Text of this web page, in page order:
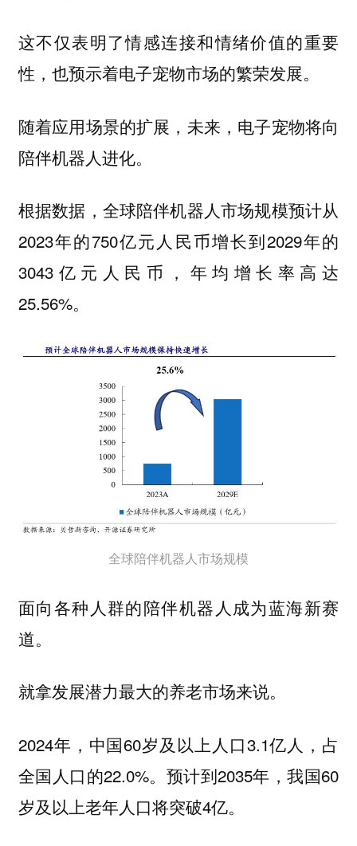
这不仅表明了情感连接和情绪价值的重要
性，也预示着电子宠物市场的繁荣发展。
随着应用场景的扩展，未来，电子宠物将向
陪伴机器人进化。
根据数据，全球陪伴机器人市场规模预计从
2023年的750亿元人民币增长到2029年的
3043亿元人民币，年均增长率高达
25.56%。
全球陪伴机器人市场规模
面向各种人群的陪伴机器人成为蓝海新赛
道。
就拿发展潜力最大的养老市场来说。
2024年，中国60岁及以上人口3.1亿人，占
全国人口的22.0%。预计到2035年，我国60
岁及以上老年人口将突破4亿。